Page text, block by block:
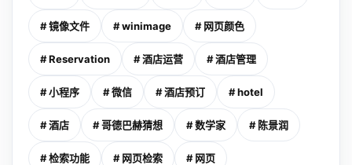
# 镜像文件 # winimage # 网页颜色
# Reservation # 酒店运营 # 酒店管理
# 小程序 # 微信 # 酒店预订 # hotel
# 酒店 # 哥德巴赫猜想 # 数学家 # 陈景润
# 检索功能 # 网页检索 # 网页